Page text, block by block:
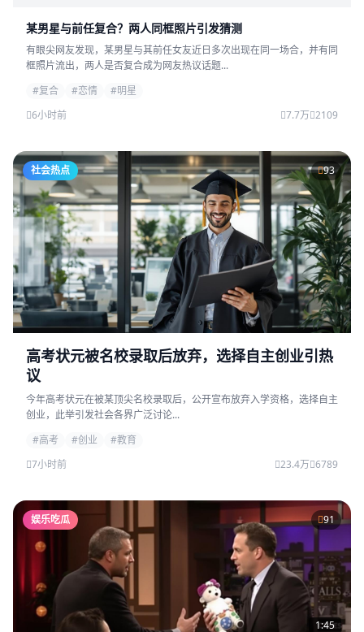
某男星与前任复合？两人同框照片引发猜测
有眼尖网友发现，某男星与其前任女友近日多次出现在同一场合，并有同
框照片流出，两人是否复合成为网友热议话题...
#复合
#恋情
#明星
6小时前
7.7万 2109
社会热点 93
高考状元被名校录取后放弃，选择自主创业引热
议
今年高考状元在被某顶尖名校录取后，公开宣布放弃入学资格，选择自主
创业，此举引发社会各界广泛讨论...
#高考
#创业
#教育
7小时前
23.4万 6789
娱乐吃瓜 91
1:45